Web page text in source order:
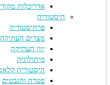
אדריכלות מקודשת
היסטוריה
פרהיסטוריה
מצרים העתיקה
יוון העתיקה
מיתולוגיה
היסטוריה קלאסית
פטרה והנבטים